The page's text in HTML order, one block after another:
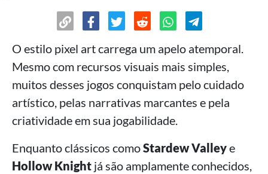
O estilo pixel art carrega um apelo atemporal.
Mesmo com recursos visuais mais simples,
muitos desses jogos conquistam pelo cuidado
artístico, pelas narrativas marcantes e pela
criatividade em sua jogabilidade.
Enquanto clássicos comoStardew Valleye
Hollow Knight já são amplamente conhecidos,